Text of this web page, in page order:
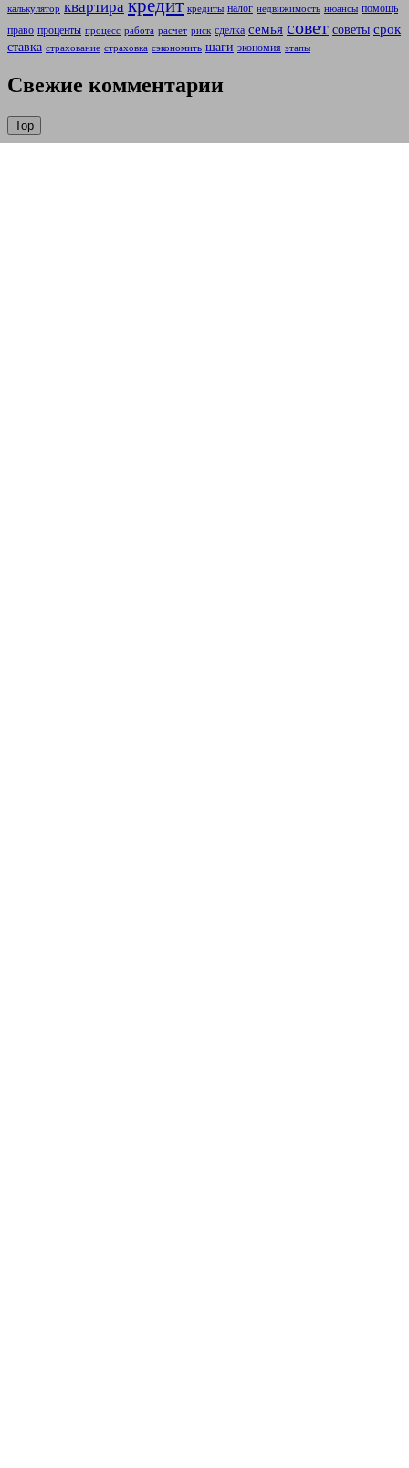
калькулятор квартира кредит кредиты налог недвижимость нюансы помощь
право проценты процесс работа расчет риск сделка семья совет советы срок
ставка страхование страховка сэкономить шаги экономия этапы
Свежие комментарии
Top